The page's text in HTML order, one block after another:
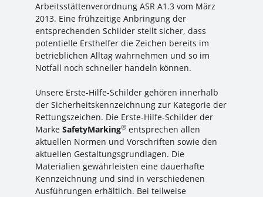
Arbeitsstättenverordnung ASR A1.3 vom März
2013. Eine frühzeitige Anbringung der
entsprechenden Schilder stellt sicher, dass
potentielle Ersthelfer die Zeichen bereits im
betrieblichen Alltag wahrnehmen und so im
Notfall noch schneller handeln können.
Unsere Erste-Hilfe-Schilder gehören innerhalb
der Sicherheitskennzeichnung zur Kategorie der
Rettungszeichen. Die Erste-Hilfe-Schilder der
Marke SafetyMarking® entsprechen allen
aktuellen Normen und Vorschriften sowie den
aktuellen Gestaltungsgrundlagen. Die
Materialien gewährleisten eine dauerhafte
Kennzeichnung und sind in verschiedenen
Ausführungen erhältlich. Bei teilweise